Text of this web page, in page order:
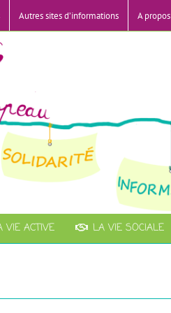
Autres sites d’informations A propos
VIE ACTIVE LA VIE SOCIALE